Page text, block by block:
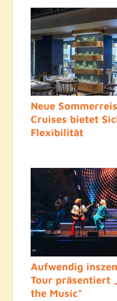
Neue
Cruises bietet
Flexibilität
Aufwendig
Tour präsentiert
the Music“